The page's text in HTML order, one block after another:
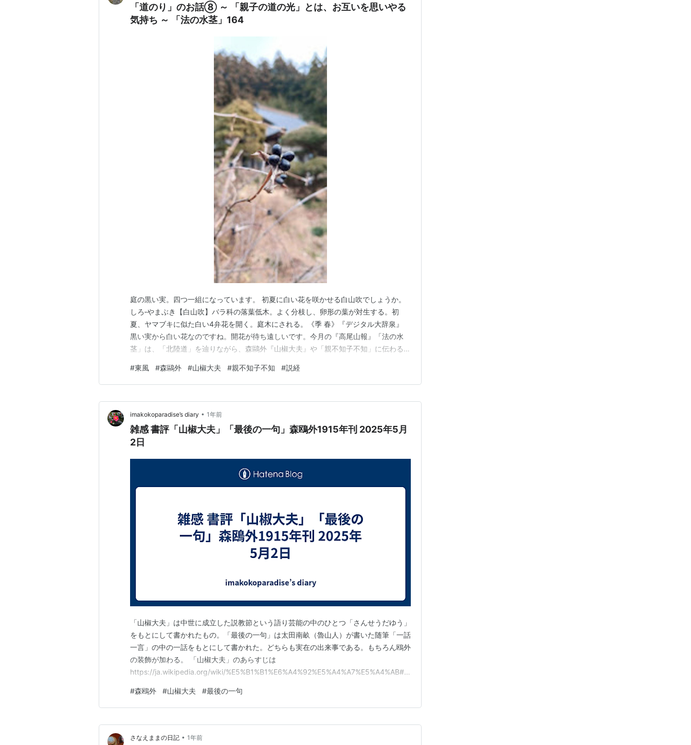
「道のり」のお話⑧ ～ 「親子の道の光」とは、お互いを思いやる
気持ち ～ 「法の水茎」164
庭の黒い実。四つ一組になっています。 初夏に白い花を咲かせる白山吹でしょうか。
しろ‐やまぶき【白山吹】バラ科の落葉低木。よく分枝し、卵形の葉が対生する。初
夏、ヤマブキに似た白い4弁花を開く。庭木にされる。《季 春》『デジタル大辞泉』
黒い実から白い花なのですね。開花が待ち遠しいです。今月の『高尾山報』「法の水
茎」は、「北陸道」を辿りながら、森鷗外『山椒大夫』や「親不知子不知」に伝わるお
164（2026月2月号） 池の凍の東頭は 風度つて解く 窓の梅の北面は 雪封じて寒し
（『和漢朗詠集』藤原篤茂） （池の氷は、春風…
#東風 #森鷗外 #山椒大夫 #親不知子不知 #説経
imakokoparadise’s diary • 1年前
雑感 書評「山椒大夫」「最後の一句」森鴎外1915年刊 2025年5月
2日
「山椒大夫」は中世に成立した説教節という語り芸能の中のひとつ「さんせうだゆう」
をもとにして書かれたもの。「最後の一句」は太田南畝（魯山人）が書いた随筆「一話
一言」の中の一話をもとにして書かれた。どちらも実在の出来事である。もちろん鴎外
の装飾が加わる。 「山椒大夫」のあらすじは
https://ja.wikipedia.org/wiki/%E5%B1%B1%E6%A4%92%E5%A4%A7%E5%A4%AB#%
せうだゆう」は https://ja.wikipedia.org/wik…
#森鴎外 #山椒大夫 #最後の一句
さなえままの日記 • 1年前